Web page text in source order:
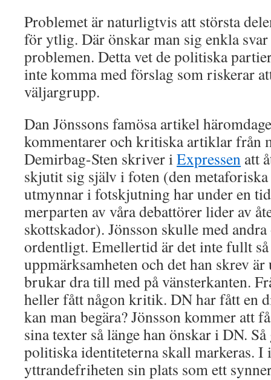
Problemet är naturligtvis att största
för ytlig. Där önskar man sig enkla
problemen. Detta vet de politiska
inte komma med förslag som riskerar
väljargrupp.
Dan Jönssons famösa artikel
kommentarer och kritiska artiklar från
Demirbag-Sten skriver iExpressen att
skjutit sig själv i foten (den
utmynnar i fotskjutning har under en
merparten av våra debattörer lider av
skottskador). Jönsson skulle med
ordentligt. Emellertid är det inte fullt
uppmärksamheten och det han skrev
brukar dra till med på vänsterkanten.
heller fått någon kritik. DN har fått en
kan man begära? Jönsson kommer att
sina texter så länge han önskar i DN.
politiska identiteterna skall markeras. I
yttrandefriheten sin plats som ett